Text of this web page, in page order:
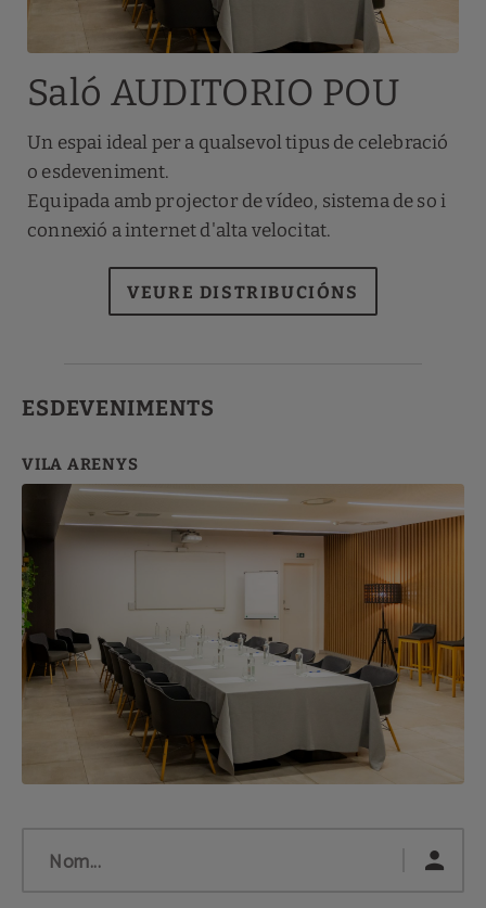
Saló AUDITORIO POU
Un espai ideal per a qualsevol tipus de celebració
o esdeveniment.
Equipada amb projector de vídeo, sistema de so i
connexió a internet d'alta velocitat.
VEURE DISTRIBUCIÓNS
ESDEVENIMENTS
Nom...